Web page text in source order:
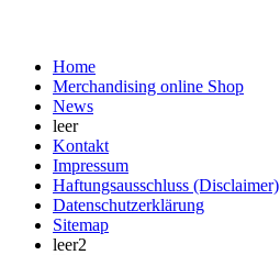
Home
Merchandising online Shop
News
leer
Kontakt
Impressum
Haftungsausschluss (Disclaimer)
Datenschutzerklärung
Sitemap
leer2